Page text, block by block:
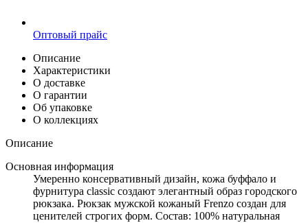
Оптовый прайс
Описание
Характеристики
О доставке
О гарантии
Об упаковке
О коллекциях
Описание
Основная информация
Умеренно консервативный дизайн, кожа буффало и
фурнитура classic создают элегантный образ городского
рюкзака. Рюкзак мужской кожаный Frenzo создан для
ценителей строгих форм. Состав: 100% натуральная